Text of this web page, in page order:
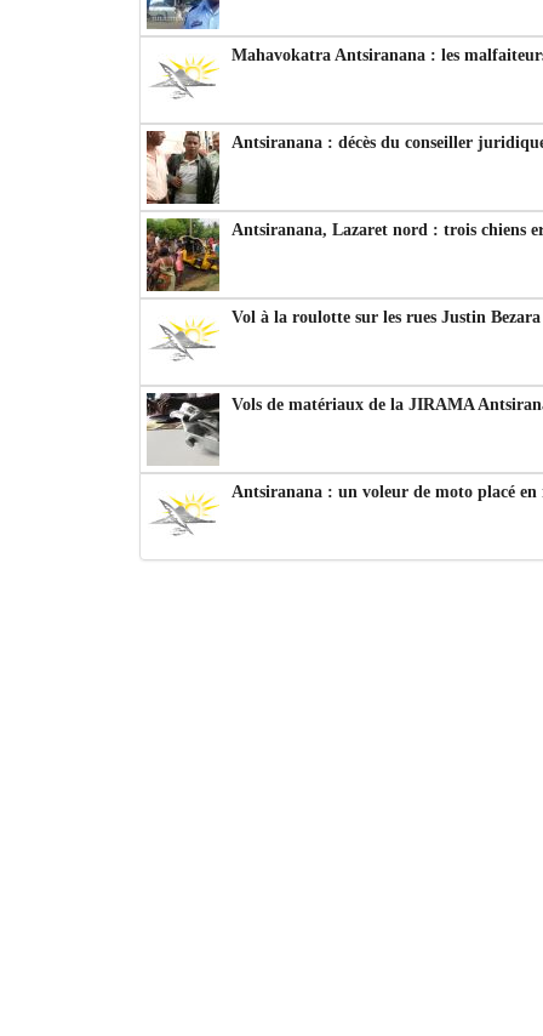
Mahavokatra Antsiranana : les
Antsiranana : décès du conseiller
Antsiranana, Lazaret nord : trois chiens
Vol à la roulotte sur les rues Justin
Vols de matériaux de la JIRAMA
Antsiranana : un voleur de moto placé en